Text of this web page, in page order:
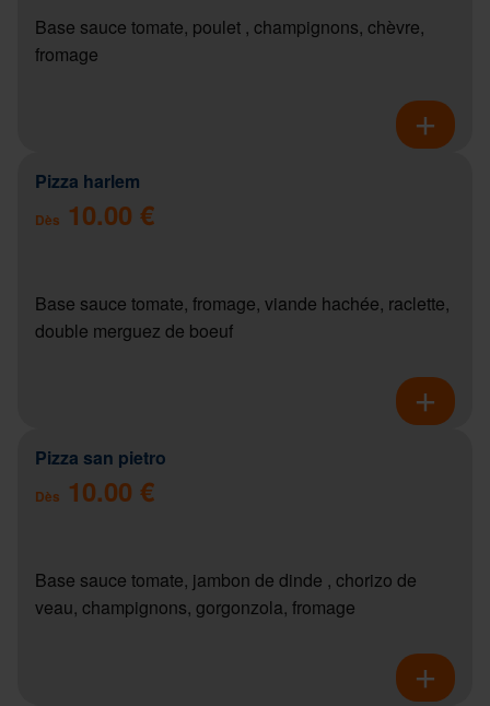
Base sauce tomate, poulet , champignons, chèvre,
fromage
Pizza harlem
Dès 10.00 €
Base sauce tomate, fromage, viande hachée, raclette,
double merguez de boeuf
Pizza san pietro
Dès 10.00 €
Base sauce tomate, jambon de dinde , chorizo de
veau, champignons, gorgonzola, fromage